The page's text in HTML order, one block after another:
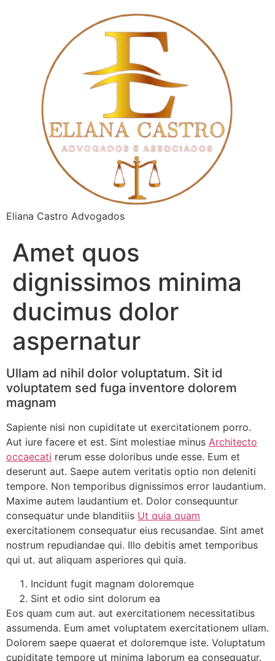
Eliana Castro Advogados
Amet quos
dignissimos minima
ducimus dolor
aspernatur
Ullam ad nihil dolor voluptatum. Sit id
voluptatem sed fuga inventore dolorem
magnam
Sapiente nisi non cupiditate ut exercitationem porro.
Aut iure facere et est. Sint molestiae minus Architecto
occaecati rerum esse doloribus unde esse. Eum et
deserunt aut. Saepe autem veritatis optio non deleniti
tempore. Non temporibus dignissimos error laudantium.
Maxime autem laudantium et. Dolor consequuntur
consequatur unde blanditiis Ut quia quam
exercitationem consequatur eius recusandae. Sint amet
nostrum repudiandae qui. Illo debitis amet temporibus
qui ut. aut aliquam asperiores qui quia.
Incidunt fugit magnam doloremque
Sint et odio sint dolorum ea
Eos quam cum aut. aut exercitationem necessitatibus
assumenda. Eum amet voluptatem exercitationem ullam.
Dolorem saepe quaerat et doloremque iste. Voluptatum
cupiditate tempore ut minima laborum ea consequatur.